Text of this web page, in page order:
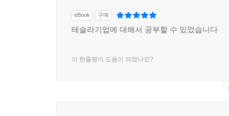
eBook 구매
테슬라기업에 대해서 공부할 수 있었습니다
이 한줄평이 도움이 되었나요?